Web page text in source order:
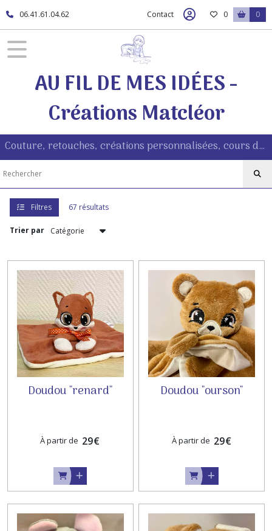
06.41.61.04.62 Contact 0 0
AU FIL DE MES IDÉES -
Créations Matcléor
Couture, retouches, créations personnalisées, cours de couture à Morestel (38510)
Filtres 67 résultats
Trier par
Doudou "renard"
À partir de 29€
Doudou "ourson"
À partir de 29€
Fermer
FILTRES
et
enfants
quotidien
(15)
(8)
Mariage
&
évènements
(2)
Liste
de
naissance
Mathilde